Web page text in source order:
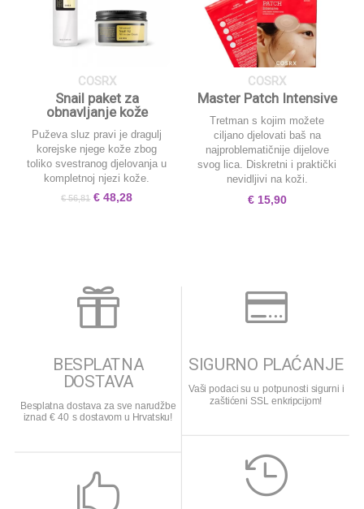
COSRX
Snail paket za
obnavljanje kože
Puževa sluz pravi je dragulj
korejske njege kože zbog
toliko svestranog djelovanja u
kompletnoj njezi kože.
€56,81 Original
€ 48,28Current
COSRX
Master Patch Intensive
Tretman s kojim možete
ciljano djelovati baš na
najproblematičnije dijelove
svog lica. Diskretni i praktički
nevidljivi na koži.
€15,90

BESPLATNA
DOSTAVA
Besplatna dostava za sve narudžbe
iznad € 40 s dostavom u Hrvatsku!


SIGURNO PLAĆANJE
Vaši podaci su u potpunosti sigurni i
zaštićeni SSL enkripcijom!
